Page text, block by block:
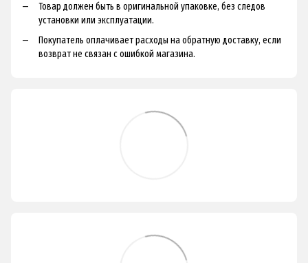
Товар должен быть в оригинальной упаковке, без следов
установки или эксплуатации.
Покупатель оплачивает расходы на обратную доставку, если
возврат не связан с ошибкой магазина.